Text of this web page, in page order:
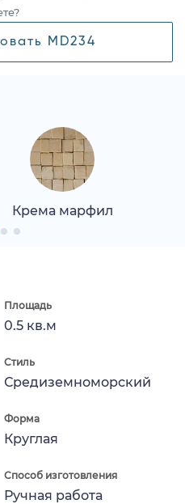
MD234
Крема марфил
Площадь
0.5 кв.м
Стиль
Средиземноморский
Форма
Круглая
Способ изготовления
Ручная работа